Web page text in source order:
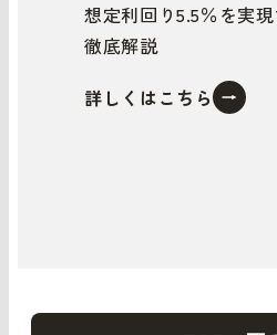
想定利回り5.5％を実
徹底解説
詳しくはこちら